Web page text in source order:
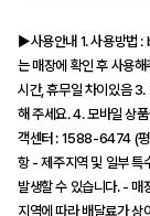
▶사용안내 1. 사용방법 :
는 매장에 확인 후 사용
시간, 휴무일 차이있음 3.
해 주세요. 4. 모바일 상
객센터 : 1588-6474 (
항 - 제주지역 및 일부 특
발생할 수 있습니다. - 매
지역에 따라 배달료가 상